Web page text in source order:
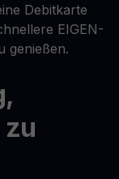
Debitkarte
EIGEN-
genießen.
zu